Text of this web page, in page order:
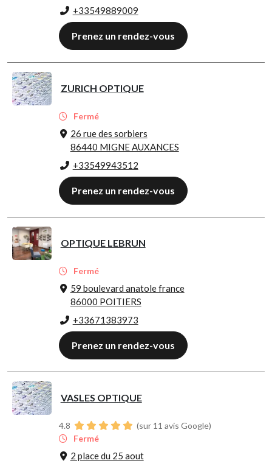
+33549889009
Prenez un rendez-vous
ZURICH OPTIQUE
Fermé
26 rue des sorbiers
86440 MIGNE AUXANCES
+33549943512
Prenez un rendez-vous
OPTIQUE LEBRUN
Fermé
59 boulevard anatole france
86000 POITIERS
+33671383973
Prenez un rendez-vous
VASLES OPTIQUE
4.8
(sur 11 avis Google)
Fermé
2 place du 25 aout